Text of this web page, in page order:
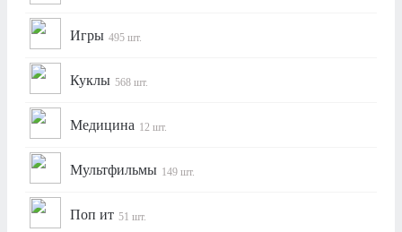
Игры 495 шт.
Куклы 568 шт.
Медицина 12 шт.
Мультфильмы 149 шт.
Поп ит 51 шт.